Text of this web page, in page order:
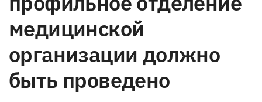
медицинской
организации должно
быть проведено